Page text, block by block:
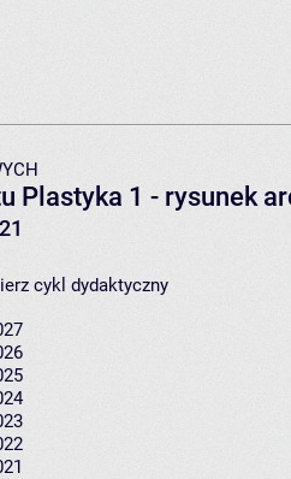
Plastyka 1 - rysunek
cykl dydaktyczny